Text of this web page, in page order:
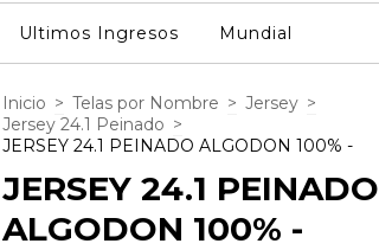
Ultimos Ingresos Mundial
Inicio > Telas por Nombre > Jersey >
Jersey 24.1 Peinado >
JERSEY 24.1 PEINADO ALGODON 100% -
JERSEY 24.1 PEINADO
ALGODON 100% -